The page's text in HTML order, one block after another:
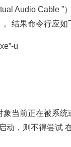
Audio Cable
结果命令行应如
u
当前正在被系
，则不得尝试